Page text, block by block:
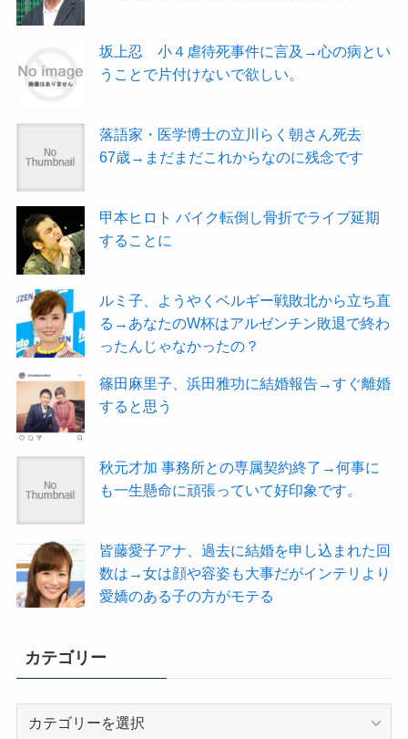
坂上忍 小４虐待死事件に言及→心の病とい
うことで片付けないで欲しい。
落語家・医学博士の立川らく朝さん死去
67歳→まだまだこれからなのに残念です
甲本ヒロト バイク転倒し骨折でライブ延期
することに
ルミ子、ようやくベルギー戦敗北から立ち直
る→あなたのW杯はアルゼンチン敗退で終わ
ったんじゃなかったの？
篠田麻里子、浜田雅功に結婚報告→すぐ離婚
すると思う
秋元才加 事務所との専属契約終了→何事に
も一生懸命に頑張っていて好印象です。
皆藤愛子アナ、過去に結婚を申し込まれた回
数は→女は顔や容姿も大事だがインテリより
愛嬌のある子の方がモテる
カテゴリー